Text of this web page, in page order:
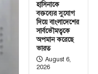
হাসিনাকে
বক্তব্যের সুযোগ
দিয়ে বাংলাদেশের
সার্বভৌমত্বকে
অপমান করেছে
ভারত
August 6,
2026